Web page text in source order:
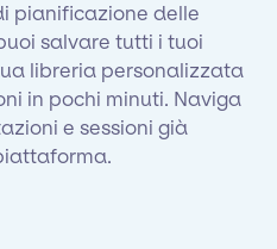
pianificazione delle
salvare tutti i tuoi
libreria personalizzata
in pochi minuti. Naviga
e sessioni già